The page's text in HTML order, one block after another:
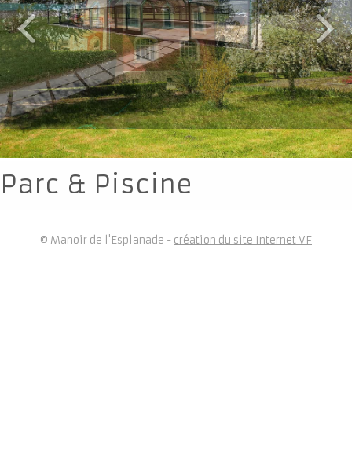
Parc & Piscine
© Manoir de l'Esplanade - création du site Internet VF